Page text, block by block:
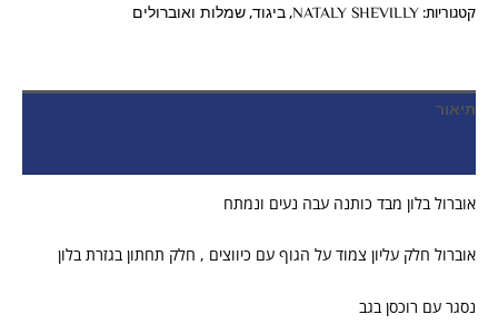
קטגוריות: NATALY SHEVILLY
,ביגוד,שמלות ואוברולים
תיאור
אוברול בלון מבד כותנה עבה נעים ונמתח
אוברול חלק עליון צמוד על הגוף עם כיווצים , חלק תחתון בגזרת בלון
נסגר עם רוכסן בגב